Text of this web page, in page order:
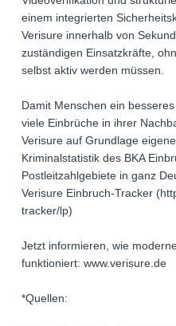
einem integrierten
Verisure innerhalb von
zuständigen Einsatzkräfte,
selbst aktiv werden müssen.
Damit Menschen ein
viele Einbrüche in ihrer
Verisure auf Grundlage
Kriminalstatistik des BKA
Postleitzahlgebiete in ganz
Verisure Einbruch-Tracker
tracker/lp)
Jetzt informieren, wie
funktioniert: www.verisure.de
*Quellen: